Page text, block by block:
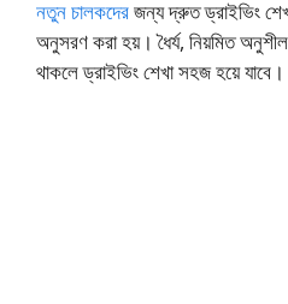
নতুন চালকদেরজন্য দ্রুত ড্রাইভিং
অনুসরণ করা হয়। ধৈর্য, নিয়মিত
থাকলে ড্রাইভিং শেখা সহজ হয়ে যাবে।